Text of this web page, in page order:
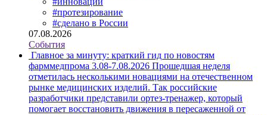
#протезирование
#сделано в России
07.08.2026
События
Главное за минуту: краткий гид по новостям
фарммедпрома 3.08-7.08.2026 Прошедшая неделя
отметилась несколькими новациями на отечественном
рынке медицинских изделий. Так российские
разработчики представили ортез-тренажер, который
помогает восстановить движения в пересаженной от